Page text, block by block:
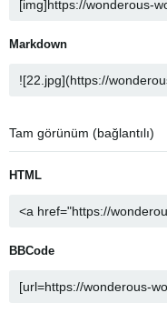
Markdown
Tam görünüm (bağlantılı)
HTML
BBCode